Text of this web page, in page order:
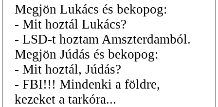
Megjön Lukács és bekopog:
- Mit hoztál Lukács?
- LSD-t hoztam Amszterdamból.
Megjön Júdás és bekopog:
- Mit hoztál, Júdás?
- FBI!!! Mindenki a földre,
kezeket a tarkóra...